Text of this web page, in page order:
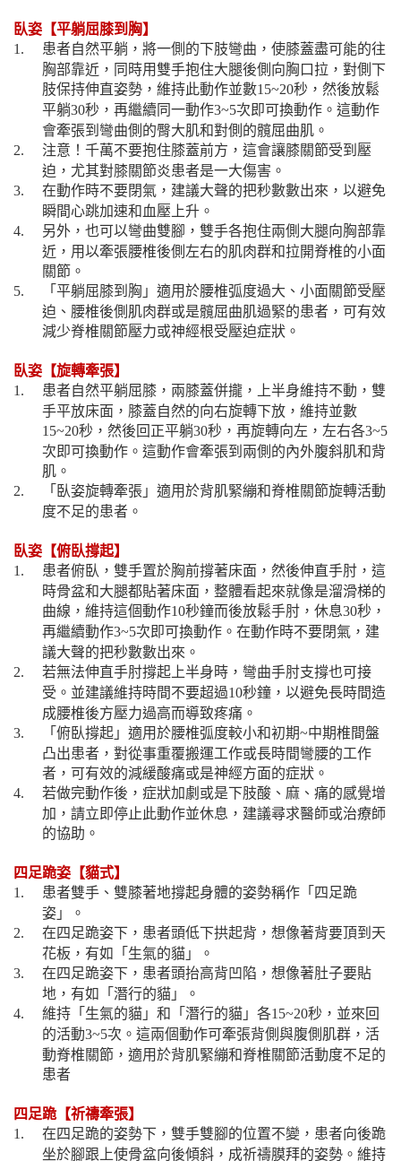
臥姿【平躺屈膝到胸】
1.
患者自然平躺，將一側的下肢彎曲，使膝蓋盡可能的往
胸部靠近，同時用雙手抱住大腿後側向胸口拉，對側下
肢保持伸直姿勢，維持此動作並數15~20秒，然後放鬆
平躺30秒，再繼續同一動作3~5次即可換動作。這動作
會牽張到彎曲側的臀大肌和對側的髖屈曲肌。
2.
注意！千萬不要抱住膝蓋前方，這會讓膝關節受到壓
迫，尤其對膝關節炎患者是一大傷害。
3.
在動作時不要閉氣，建議大聲的把秒數數出來，以避免
瞬間心跳加速和血壓上升。
4.
另外，也可以彎曲雙腳，雙手各抱住兩側大腿向胸部靠
近，用以牽張腰椎後側左右的肌肉群和拉開脊椎的小面
關節。
5.
「平躺屈膝到胸」適用於腰椎弧度過大、小面關節受壓
迫、腰椎後側肌肉群或是髖屈曲肌過緊的患者，可有效
減少脊椎關節壓力或神經根受壓迫症狀。
臥姿【旋轉牽張】
1.
患者自然平躺屈膝，兩膝蓋併攏，上半身維持不動，雙
手平放床面，膝蓋自然的向右旋轉下放，維持並數
15~20秒，然後回正平躺30秒，再旋轉向左，左右各3~5
次即可換動作。這動作會牽張到兩側的內外腹斜肌和背
肌。
2.
「臥姿旋轉牽張」適用於背肌緊繃和脊椎關節旋轉活動
度不足的患者。
臥姿【俯臥撐起】
1.
患者俯臥，雙手置於胸前撐著床面，然後伸直手肘，這
時骨盆和大腿都貼著床面，整體看起來就像是溜滑梯的
曲線，維持這個動作10秒鐘而後放鬆手肘，休息30秒，
再繼續動作3~5次即可換動作。在動作時不要閉氣，建
議大聲的把秒數數出來。
2.
若無法伸直手肘撐起上半身時，彎曲手肘支撐也可接
受。並建議維持時間不要超過10秒鐘，以避免長時間造
成腰椎後方壓力過高而導致疼痛。
3. 「俯臥撐起」適用於腰椎弧度較小和初期~中期椎間盤
凸出患者，對從事重覆搬運工作或長時間彎腰的工作
者，可有效的減緩酸痛或是神經方面的症狀。
4.
若做完動作後，症狀加劇或是下肢酸、麻、痛的感覺增
加，請立即停止此動作並休息，建議尋求醫師或治療師
的協助。
四足跪姿【貓式】
1.
患者雙手、雙膝著地撐起身體的姿勢稱作「四足跪
姿」。
2.
在四足跪姿下，患者頭低下拱起背，想像著背要頂到天
花板，有如「生氣的貓」。
3.
在四足跪姿下，患者頭抬高背凹陷，想像著肚子要貼
地，有如「潛行的貓」。
4. 維持「生氣的貓」和「潛行的貓」各15~20秒，並來回
的活動3~5次。這兩個動作可牽張背側與腹側肌群，活
動脊椎關節，適用於背肌緊繃和脊椎關節活動度不足的
患者
四足跪【祈禱牽張】
1.
在四足跪的姿勢下，雙手雙腳的位置不變，患者向後跪
坐於腳跟上使骨盆向後傾斜，成祈禱膜拜的姿勢。維持